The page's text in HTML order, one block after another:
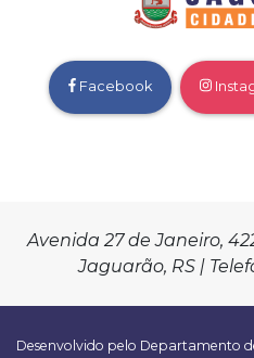
Facebook
Avenida 27 de Janeiro,
Jaguarão, RS |
Desenvolvido pelo Departamento